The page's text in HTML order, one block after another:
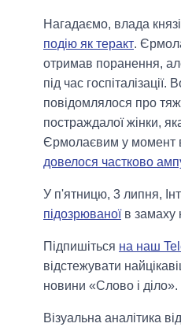
Нагадаємо, влада
подію як теракт.
отримав поранення,
під час госпіталізації.
повідомлялося про
постраждалої жінки,
Єрмолаєвим у момент
довелося частково
У п'ятницю, 3 липня,
підозрюваноїв замаху
Підпишіться на наш
відстежувати
новини «Слово і діло».
Візуальна аналітика